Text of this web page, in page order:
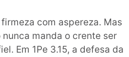
com aspereza. Mas
manda o crente ser
Em 1Pe 3.15, a defesa da